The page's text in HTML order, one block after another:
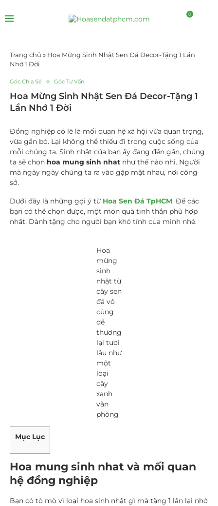
0
Trang chủ » Hoa Mừng Sinh Nhật Sen Đá Decor-Tặng 1 Lần
Nhớ 1 Đời
Góc Chia Sẻ Góc Tư Vấn
Hoa Mừng Sinh Nhật Sen Đá Decor-Tặng 1
Lần Nhớ 1 Đời
Đồng nghiệp có lẽ là mối quan hệ xã hội vừa quan trọng,
vừa gắn bó. Lại không thể thiếu đi trong cuộc sống của
mỗi chúng ta. Sinh nhật của bạn ấy đang đến gần, chúng
ta sẽ chọn hoa mung sinh nhat như thế nào nhỉ. Người
mà ngày ngày chúng ta ra vào gặp mặt nhau, nơi công
sở.
Dưới đây là những gợi ý từ Hoa Sen Đá TpHCM. Để các
bạn có thể chọn được, một món quà tinh thần phù hợp
nhất. Dành tặng cho người bạn khó tính của mình nhé.
Hoa
mừng
sinh
nhật từ
cây sen
đá vô
cùng
dễ
thương
lại tươi
lâu như
một
loại
cây
xanh
văn
phòng
Mục Lục
Hoa mung sinh nhat và mối quan
hệ đồng nghiệp
Bạn có tò mò vì loại hoa sinh nhật gì mà tặng 1 lần lại nhớ